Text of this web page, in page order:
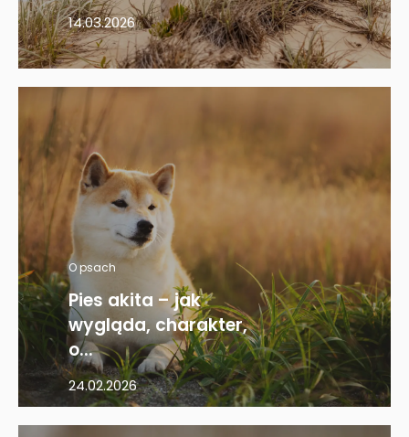
14.03.2026
O psach
Pies akita – jak
wygląda, charakter,
o...
24.02.2026